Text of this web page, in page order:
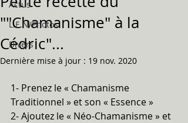
Actus
L.E.N/Photos
Divers
""Chamanisme" à la
Cédric"...
Dernière mise à jour : 19 nov. 2020
1- Prenez le « Chamanisme
Traditionnel » et son « Essence »
2- Ajoutez le « Néo-Chamanisme » et